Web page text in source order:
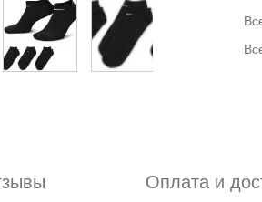
Оплата и